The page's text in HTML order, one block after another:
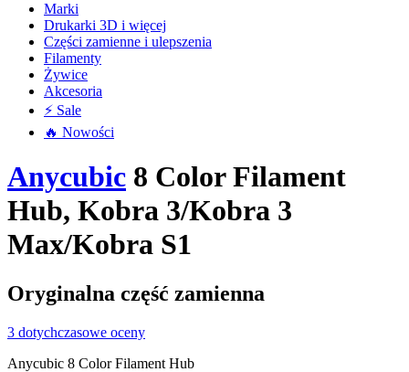
Marki
Drukarki 3D i więcej
Części zamienne i ulepszenia
Filamenty
Żywice
Akcesoria
⚡ Sale
🔥 Nowości
Anycubic 8 Color Filament
Hub, Kobra 3/Kobra 3
Max/Kobra S1
Oryginalna część zamienna
3 dotychczasowe oceny
Anycubic 8 Color Filament Hub